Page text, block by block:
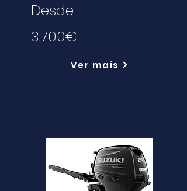
Desde
3.700€
Ver mais